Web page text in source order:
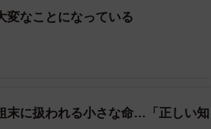
なことになっている
末に扱われる小さな命…「正しい知